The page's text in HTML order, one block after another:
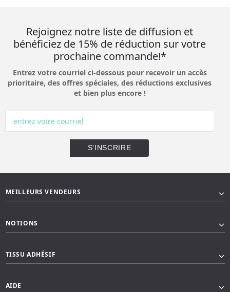
Rejoignez notre liste de diffusion et
bénéficiez de 15% de réduction sur votre
prochaine commande!*
Entrez votre courriel ci-dessous pour recevoir un accès
prioritaire, des offres spéciales, des réductions exclusives
et bien plus encore !
MEILLEURS VENDEURS
NOTIONS
TISSU ADHÉSIF
AIDE